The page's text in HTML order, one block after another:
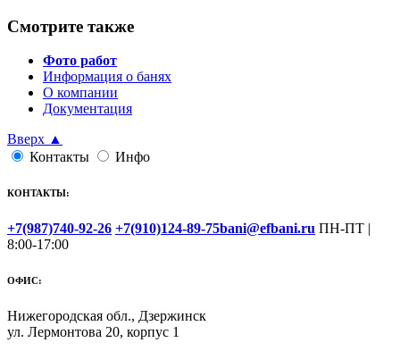
Смотрите также
Фото работ
Информация о банях
О компании
Документация
Вверх ▲
Контакты
Инфо
КОНТАКТЫ:
+7(987)740-92-26 +7(910)124-89-75bani@efbani.ru ПН-ПТ |
8:00-17:00
ОФИС:
Нижегородская обл., Дзержинск
ул. Лермонтова 20, корпус 1